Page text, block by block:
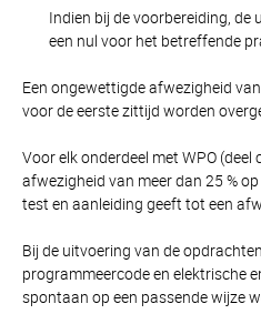
Indien bij de voorbereiding,
een nul voor het betreffende
Een ongewettigde afwezigheid
voor de eerste zittijd worden
Voor elk onderdeel met WPO
afwezigheid van meer dan 25 %
test en aanleiding geeft tot een
Bij de uitvoering van de
programmeercode en elektrische
spontaan op een passende wijze